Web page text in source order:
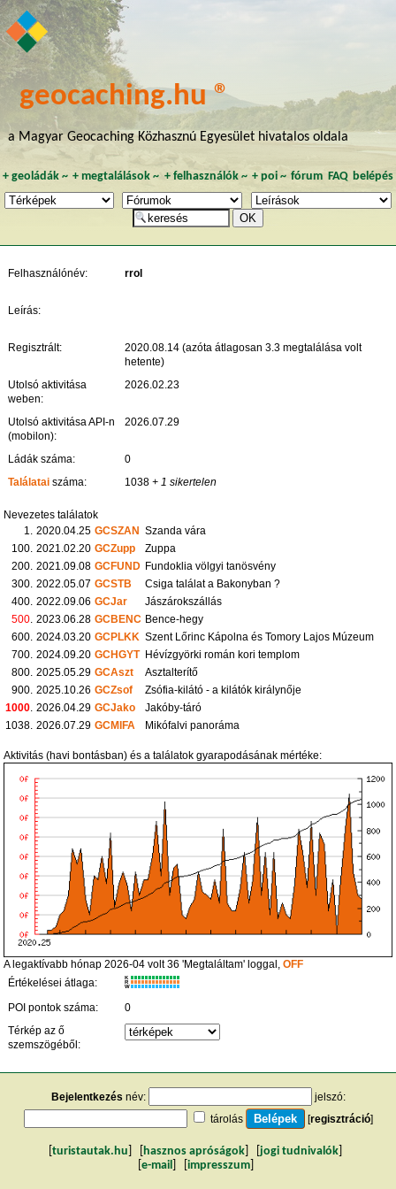
geocaching.hu ®
a Magyar Geocaching Közhasznú Egyesület hivatalos oldala
+ geoládák~ +megtalálások ~ + felhasználók~ + poi~ fórum FAQ belépés
Felhasználónév: rrol
Leírás:
Regisztrált:
2020.08.14 (azóta átlagosan 3.3 megtalálása volt
hetente)
Utolsó aktivitása
weben:
2026.02.23
Utolsó aktivitása API-n
(mobilon):
2026.07.29
Ládák száma:
0
Találatai száma: 1038 + 1 sikertelen
Nevezetes találatok
1. 2020.04.25 GCSZAN
Szanda vára
100. 2021.02.20 GCZupp
Zuppa
200. 2021.09.08 GCFUND Fundoklia völgyi tanösvény
300. 2022.05.07 GCSTB
Csiga találat a Bakonyban ?
400. 2022.09.06 GCJar
Jászárokszállás
500. 2023.06.28 GCBENC Bence-hegy
600. 2024.03.20 GCPLKK Szent Lőrinc Kápolna és Tomory Lajos Múzeum
700. 2024.09.20 GCHGYT Hévízgyörki román kori templom
800. 2025.05.29 GCAszt
Asztalterítő
900. 2025.10.26 GCZsof
Zsófia-kilátó - a kilátók királynője
1000. 2026.04.29 GCJako
Jakóby-táró
1038. 2026.07.29 GCMIFA Mikófalvi panoráma
Aktivitás (havi bontásban) és a találatok gyarapodásának mértéke:
A legaktívabb hónap 2026-04 volt 36 'Megtaláltam' loggal,OFF
Értékelései átlaga:
K
R
W
POI pontok száma:
0
Térkép az ő
szemszögéből:
Bejelentkezés név:
jelszó:
tárolás
[regisztráció]
turistautak.hu hasznos apróságok jogi tudnivalók
e-mail impresszum]